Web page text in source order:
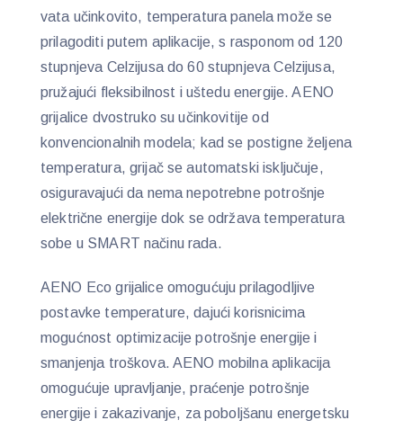
vata učinkovito, temperatura panela može se
prilagoditi putem aplikacije, s rasponom od 120
stupnjeva Celzijusa do 60 stupnjeva Celzijusa,
pružajući fleksibilnost i uštedu energije. AENO
grijalice dvostruko su učinkovitije od
konvencionalnih modela; kad se postigne željena
temperatura, grijač se automatski isključuje,
osiguravajući da nema nepotrebne potrošnje
električne energije dok se održava temperatura
sobe u SMART načinu rada.
AENO Eco grijalice omogućuju prilagodljive
postavke temperature, dajući korisnicima
mogućnost optimizacije potrošnje energije i
smanjenja troškova. AENO mobilna aplikacija
omogućuje upravljanje, praćenje potrošnje
energije i zakazivanje, za poboljšanu energetsku